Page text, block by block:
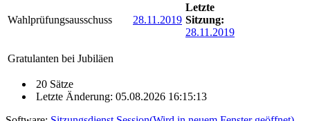
Wahlprüfungsausschuss 28.11.2019
Letzte
Sitzung:
28.11.2019
Gratulanten bei Jubiläen
20 Sätze
Letzte Änderung: 05.08.2026 16:15:13